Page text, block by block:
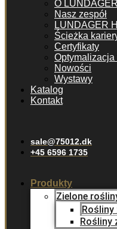
O LUNDAGER
Nasz zespół
LUNDAGER
Ścieżka
Certyfikaty
Nowości
Wystawy
Katalog
Kontakt
sale@75012.dk
+45 6596 1735
Produkty
Zielone
Rośliny
Rośliny